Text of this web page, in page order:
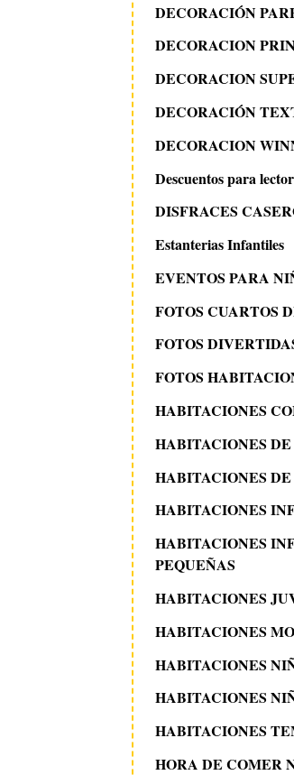
DECORACIÓN
DECORACION
DECORACION
DECORACIÓN
DECORACION
Descuentos para
DISFRACES
Estanterias Infantiles
EVENTOS PARA
FOTOS CUARTOS
FOTOS
FOTOS
HABITACIONES
HABITACIONES
HABITACIONES
HABITACIONES
HABITACIONES
PEQUEÑAS
HABITACIONES
HABITACIONES
HABITACIONES
HABITACIONES
HABITACIONES
HORA DE COMER